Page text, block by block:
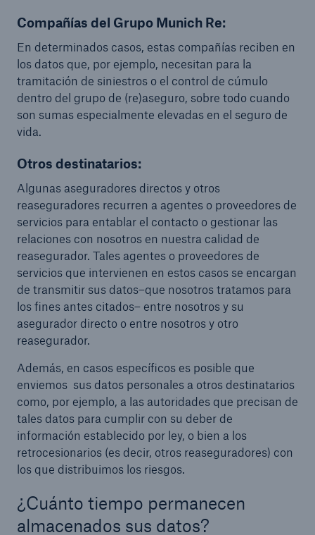
Compañías del Grupo Munich Re:
En determinados casos, estas compañías reciben en
los datos que, por ejemplo, necesitan para la
tramitación de siniestros o el control de cúmulo
dentro del grupo de (re)aseguro, sobre todo cuando
son sumas especialmente elevadas en el seguro de
vida.
Otros destinatarios:
Algunas aseguradores directos y otros
reaseguradores recurren a agentes o proveedores de
servicios para entablar el contacto o gestionar las
relaciones con nosotros en nuestra calidad de
reasegurador. Tales agentes o proveedores de
servicios que intervienen en estos casos se encargan
de transmitir sus datos–que nosotros tratamos para
los fines antes citados– entre nosotros y su
asegurador directo o entre nosotros y otro
reasegurador.
Además, en casos específicos es posible que
enviemos sus datos personales a otros destinatarios
como, por ejemplo, a las autoridades que precisan de
tales datos para cumplir con su deber de
información establecido por ley, o bien a los
retrocesionarios (es decir, otros reaseguradores) con
los que distribuimos los riesgos.
¿Cuánto tiempo permanecen
almacenados sus datos?